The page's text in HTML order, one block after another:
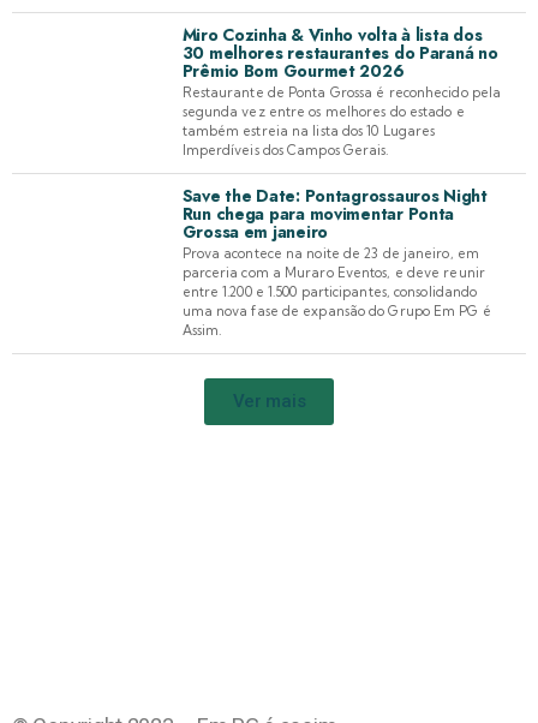
Miro Cozinha & Vinho volta à lista dos
30 melhores restaurantes do Paraná no
Prêmio Bom Gourmet 2026
Restaurante de Ponta Grossa é reconhecido pela
segunda vez entre os melhores do estado e
também estreia na lista dos 10 Lugares
Imperdíveis dos Campos Gerais.
Save the Date: Pontagrossauros Night
Run chega para movimentar Ponta
Grossa em janeiro
Prova acontece na noite de 23 de janeiro, em
parceria com a Muraro Eventos, e deve reunir
entre 1.200 e 1.500 participantes, consolidando
uma nova fase de expansão do Grupo Em PG é
Assim.
Ver mais